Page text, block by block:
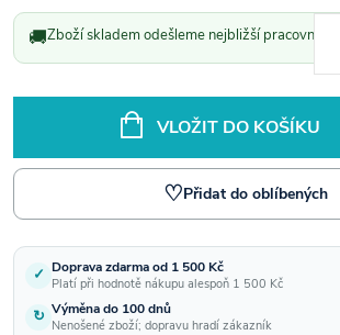
Měrná
cena:
🚚Zboží skladem odešleme nejbližší pracovní den.
VLOŽIT DO KOŠÍKU
♡Přidat do oblíbených
✓ Doprava zdarma od 1 500 Kč
Platí při hodnotě nákupu alespoň 1 500 Kč
↻ Výměna do 100 dnů
Nenošené zboží; dopravu hradí zákazník